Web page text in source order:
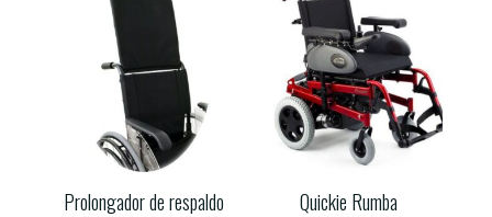
Prolongador de respaldo Quickie Rumba